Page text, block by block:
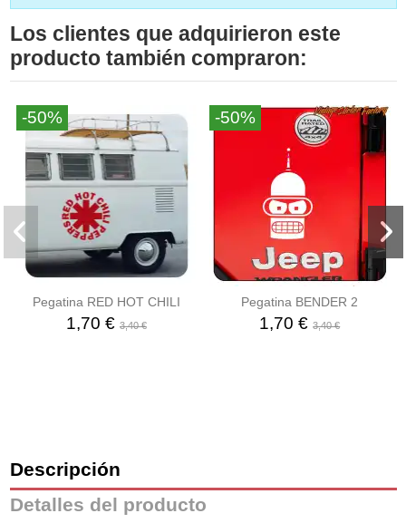
Los clientes que adquirieron este
producto también compraron:
-50%
Pegatina RED HOT CHILI
1,70 € 3,40 €
-50%
Pegatina BENDER 2
1,70 €3,40 €
Descripción
Detalles del producto